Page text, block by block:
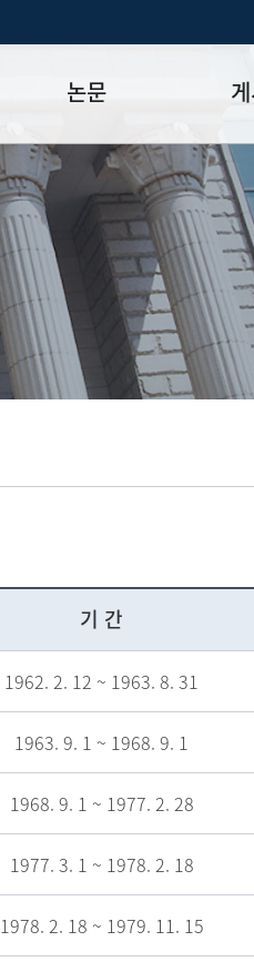
논문
학위논문제출 절차/자격
논문작성법 및 템플릿
양식함
논문지도_
학위논문제안심사
연구윤리교육 이수 안내
연구윤리위원회 규정
연구윤리 지침서
공지사항
자료실
FAQ
취업·모집
특강·프로
대학원생
대학원 총
외국인 유
기 간
1962. 2. 12 ~ 1963. 8. 31
1963. 9. 1 ~ 1968. 9. 1
1968. 9. 1 ~ 1977. 2. 28
1977. 3. 1 ~ 1978. 2. 18
1978. 2. 18 ~ 1979. 11. 15